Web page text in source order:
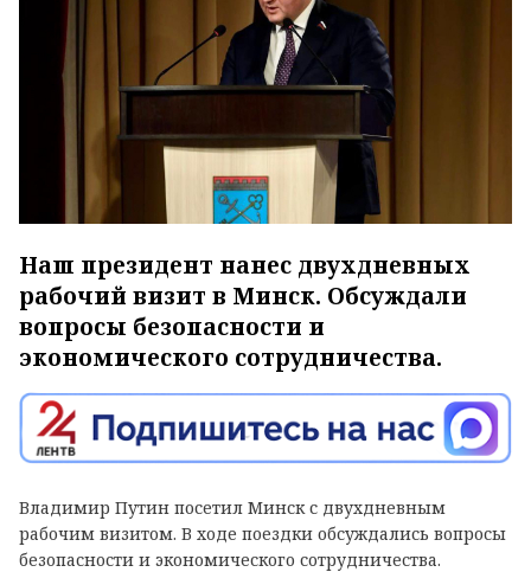
Наш президент нанес двухдневных
рабочий визит в Минск. Обсуждали
вопросы безопасности и
экономического сотрудничества.
Владимир Путин посетил Минск с двухдневным
рабочим визитом. В ходе поездки обсуждались вопросы
безопасности и экономического сотрудничества.